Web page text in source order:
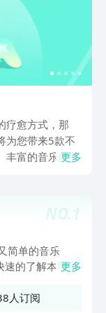
疗愈方式，那
为您带来5款不
丰富的音乐内更多
NO.1
简单的音乐
速的了解本地音
师等你来体
更多
人订阅